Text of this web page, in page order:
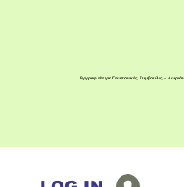
Εγγραφείτε για Γεωπονικές Συμβουλές -